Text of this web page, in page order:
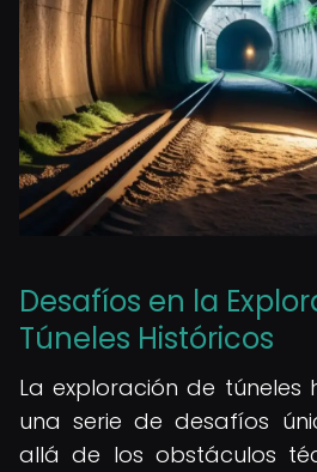
Desafíos en la
Túneles Históricos
La exploración de túneles
una serie de desafíos
allá de los obstáculos